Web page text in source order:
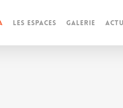
Les espaces Galerie